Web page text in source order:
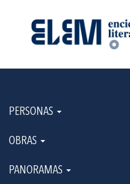
PERSONAS
OBRAS
PANORAMAS